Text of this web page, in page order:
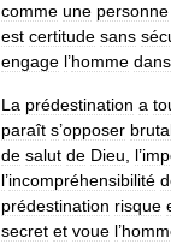
comme une personne
est certitude sans
engage l’homme dans
La prédestination a
paraît s’opposer
de salut de Dieu l’
l’incompréhensibilité
prédestination risque
secret et voue l’